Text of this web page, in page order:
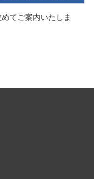
てご案内いたしま